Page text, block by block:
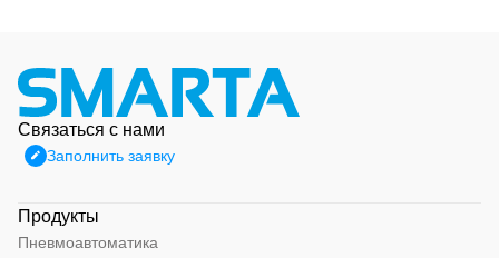
Связаться с нами
Заполнить заявку
Продукты
Пневмоавтоматика